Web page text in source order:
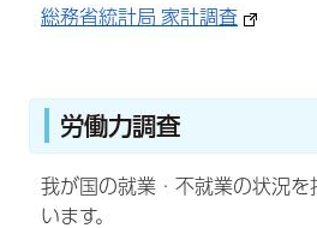
総務省統計局 家計調査
労働力調査
我が国の就業・不就業の状況
います。